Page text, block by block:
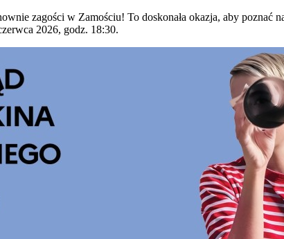
zagości w Zamościu! To doskonała okazja, aby
2026, godz. 18:30.